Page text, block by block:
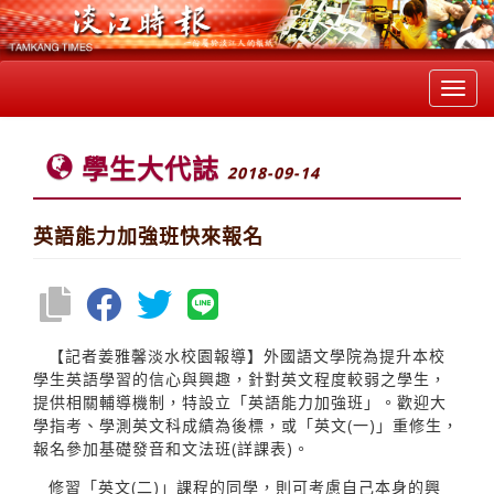
學生大代誌 2018-09-14
英語能力加強班快來報名
【記者姜雅馨淡水校園報導】外國語文學院為提升本校
學生英語學習的信心與興趣，針對英文程度較弱之學生，
提供相關輔導機制，特設立「英語能力加強班」。歡迎大
學指考、學測英文科成績為後標，或「英文(一)」重修生，
報名參加基礎發音和文法班(詳課表)。
修習「英文(二)」課程的同學，則可考慮自己本身的興